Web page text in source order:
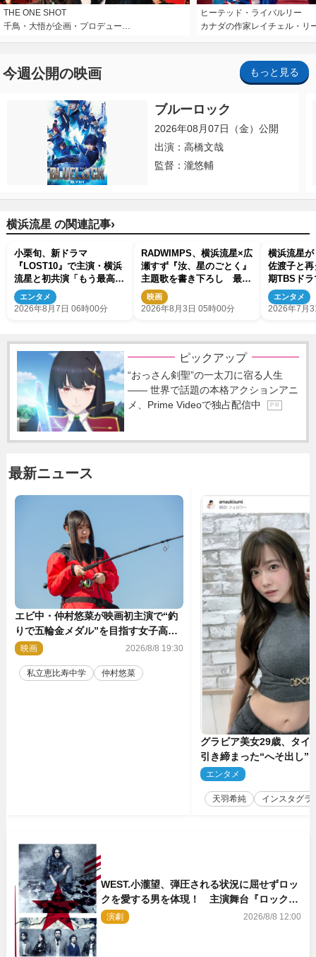
THE ONE SHOT
千鳥・大悟が企画・プロデュー…
ヒーテッド・ライバルリー
カナダの作家レイチェル・リ
今週公開の映画 もっと見る
ブルーロック
2026年08月07日（金）公開
出演：高橋文哉
監督：瀧悠輔
横浜流星 の関連記事›
小栗旬、新ドラマ
『LOST10』で主演・横浜
流星と初共演「もう最高で
す」
エンタメ
2026年8月7日 06時00分
RADWIMPS、横浜流星×広
瀬すず『汝、星のごとく』
主題歌を書き下ろし 最新
予告＆新ビジュアル解禁
映画
2026年8月3日 05時00分
横浜流星
佐渡子と
期TBSド
で主演
エンタメ
2026年7月
ピックアップ
“おっさん剣聖”の一太刀に宿る人生
―― 世界で話題の本格アクションアニ
メ、Prime Videoで独占配信中
P R
最新ニュース
エビ中・仲村悠菜が映画初主演で“釣
りで五輪金メダル”を目指す女子高生
に！ 映画『つりこまち』今秋公開
映画 2026/8/8 19:30
私立恵比寿中学 仲村悠菜
グラビア美女29歳、タイ
引き締まった“へそ出し”
「可愛い過ぎる」
エンタメ
天羽希純 インスタグラ
WEST.小瀧望、弾圧される状況に屈せずロッ
クを愛する男を体現！ 主演舞台『ロックン
ロール』ビジュアル解禁
演劇 2026/8/8 12:00